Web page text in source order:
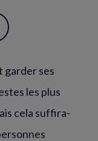
garder ses
les plus
cela suffira-